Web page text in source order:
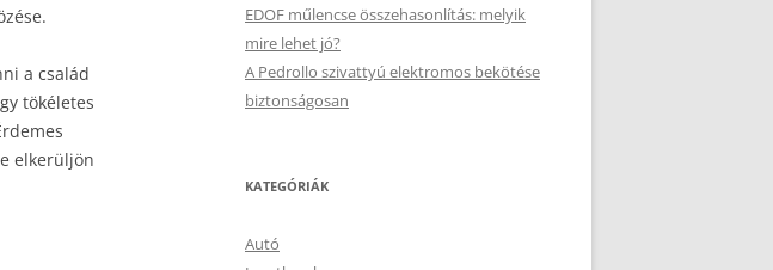
a család
tökéletes
elkerüljön
EDOF műlencse összehasonlítás: melyik
mire lehet jó?
A Pedrollo szivattyú elektromos bekötése
biztonságosan
KATEGÓRIÁK
Autó